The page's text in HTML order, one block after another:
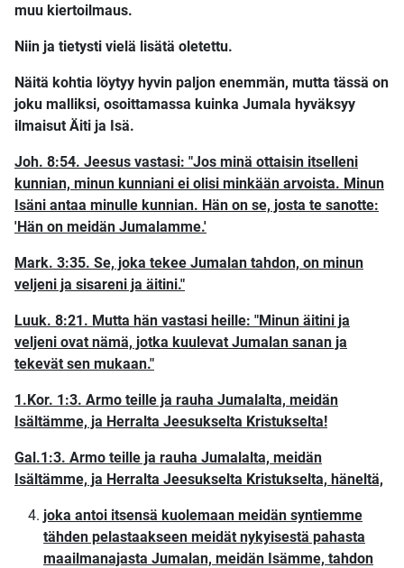
muu kiertoilmaus.
Niin ja tietysti vielä lisätä oletettu.
Näitä kohtia löytyy hyvin paljon enemmän, mutta tässä on
joku malliksi, osoittamassa kuinka Jumala hyväksyy
ilmaisut Äiti ja Isä.
Joh. 8:54. Jeesus vastasi: "Jos minä ottaisin itselleni
kunnian, minun kunniani ei olisi minkään arvoista. Minun
Isäni antaa minulle kunnian. Hän on se, josta te sanotte:
'Hän on meidän Jumalamme.'
Mark. 3:35. Se, joka tekee Jumalan tahdon, on minun
veljeni ja sisareni ja äitini."
Luuk. 8:21. Mutta hän vastasi heille: "Minun äitini ja
veljeni ovat nämä, jotka kuulevat Jumalan sanan ja
tekevät sen mukaan."
1.Kor. 1:3. Armo teille ja rauha Jumalalta, meidän
Isältämme, ja Herralta Jeesukselta Kristukselta!
Gal.1:3. Armo teille ja rauha Jumalalta, meidän
Isältämme, ja Herralta Jeesukselta Kristukselta, häneltä,
joka antoi itsensä kuolemaan meidän syntiemme
tähden pelastaakseen meidät nykyisestä pahasta
maailmanajasta Jumalan, meidän Isämme, tahdon